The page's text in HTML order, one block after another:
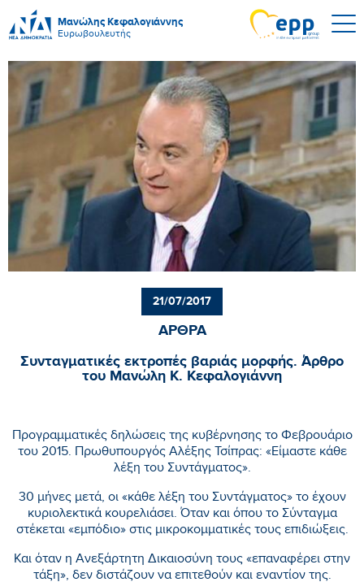
Μανώλης Κεφαλογιάννης
Ευρωβουλευτής
21/07/2017
ΑΡΘΡΑ
Συνταγματικές εκτροπές βαριάς μορφής. Άρθρο
του Μανώλη Κ. Κεφαλογιάννη
Προγραμματικές δηλώσεις της κυβέρνησης το Φεβρουάριο
του 2015. Πρωθυπουργός Αλέξης Τσίπρας: «Είμαστε κάθε
λέξη του Συντάγματος».
30 μήνες μετά, οι «κάθε λέξη του Συντάγματος» το έχουν
κυριολεκτικά κουρελιάσει. Όταν και όπου το Σύνταγμα
στέκεται «εμπόδιο» στις μικροκομματικές τους επιδιώξεις.
Και όταν η Ανεξάρτητη Δικαιοσύνη τους «επαναφέρει στην
τάξη», δεν διστάζουν να επιτεθούν και εναντίον της.